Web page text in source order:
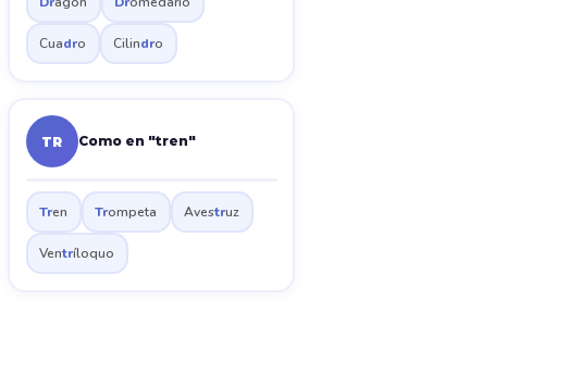
Cuadro Cilindro
TR Como en "tren"
Tren Trompeta Avestruz
Ventríloquo